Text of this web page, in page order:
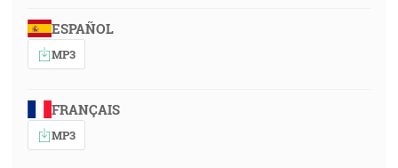
ESPAÑOL
MP3
FRANÇAIS
MP3